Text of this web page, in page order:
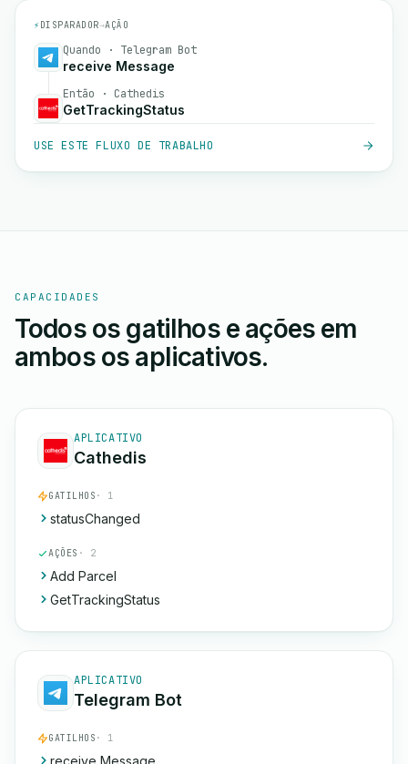
⚡ DISPARADOR→AÇÃO
Quando · Telegram Bot
receive Message
Então · Cathedis
GetTrackingStatus
USE ESTE FLUXO DE TRABALHO
CAPACIDADES
Todos os gatilhos e ações em
ambos os aplicativos.
APLICATIVO
Cathedis
GATILHOS · 1
statusChanged
AÇÕES · 2
Add Parcel
GetTrackingStatus
APLICATIVO
Telegram Bot
GATILHOS · 1
receive Message